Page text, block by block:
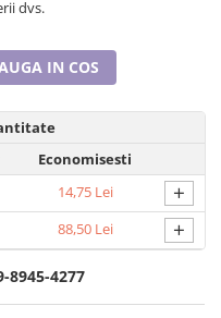
dvs.
IN COS
Economisesti
14,75 Lei +
88,50 Lei +
8945-4277